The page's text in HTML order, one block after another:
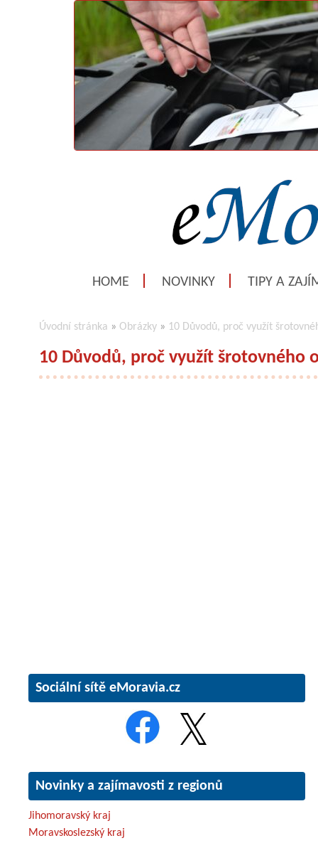
HOME NOVINKY TIPY A
Úvodní stránka » Obrázky » 10 Důvodů, proč využít
10 Důvodů, proč využít šrotovného
Sociální sítě eMoravia.cz
Novinky a zajímavosti z regionů
Jihomoravský kraj
Moravskoslezský kraj